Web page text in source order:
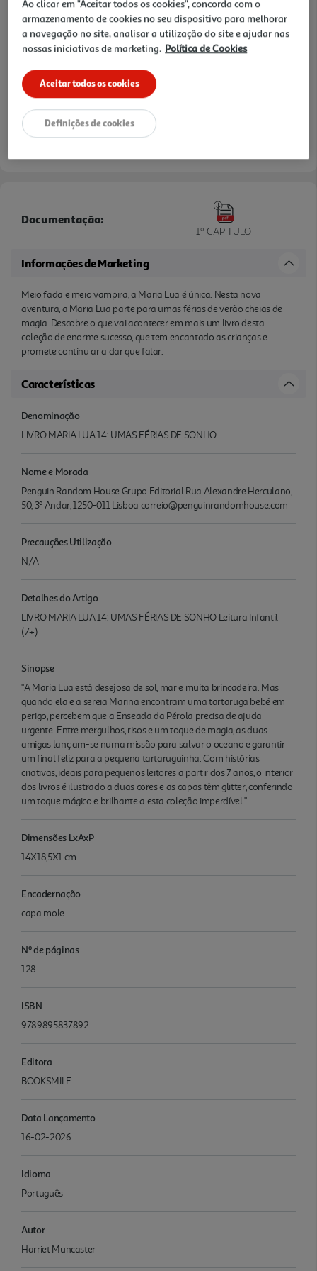
Documentação:
1º CAPITULO
Informações de Marketing
Meio fada e meio vampira, a Maria Lua é única. Nesta nova
aventura, a Maria Lua parte para umas férias de verão cheias de
magia. Descobre o que vai acontecer em mais um livro desta
coleção de enorme sucesso, que tem encantado as crianças e
promete continu ar a dar que falar.
Características
Denominação
LIVRO MARIA LUA 14: UMAS FÉRIAS DE SONHO
Nome e Morada
Penguin Random House Grupo Editorial Rua Alexandre Herculano,
50, 3º Andar, 1250-011 Lisboa correio@penguinrandomhouse.com
Precauções Utilização
N/A
Detalhes do Artigo
LIVRO MARIA LUA 14: UMAS FÉRIAS DE SONHO Leitura Infantil
(7+)
Sinopse
"A Maria Lua está desejosa de sol, mar e muita brincadeira. Mas
quando ela e a sereia Marina encontram uma tartaruga bebé em
perigo, percebem que a Enseada da Pérola precisa de ajuda
urgente. Entre mergulhos, risos e um toque de magia, as duas
amigas lanç am-se numa missão para salvar o oceano e garantir
um final feliz para a pequena tartaruguinha. Com histórias
criativas, ideais para pequenos leitores a partir dos 7 anos, o interior
dos livros é ilustrado a duas cores e as capas têm glitter, conferindo
um toque mágico e brilhante a esta coleção imperdível."
Dimensões LxAxP
14X18,5X1 cm
Encadernação
capa mole
Nº de páginas
128
ISBN
9789895837892
Editora
BOOKSMILE
Data Lançamento
16-02-2026
Idioma
Português
Autor
Harriet Muncaster
Ao clicar em "Aceitar todos os cookies", concorda com o
armazenamento de cookies no seu dispositivo para melhorar
a navegação no site, analisar a utilização do site e ajudar nas
nossas iniciativas de marketing. Política de Cookies
Aceitar todos os cookies
Definições de cookies